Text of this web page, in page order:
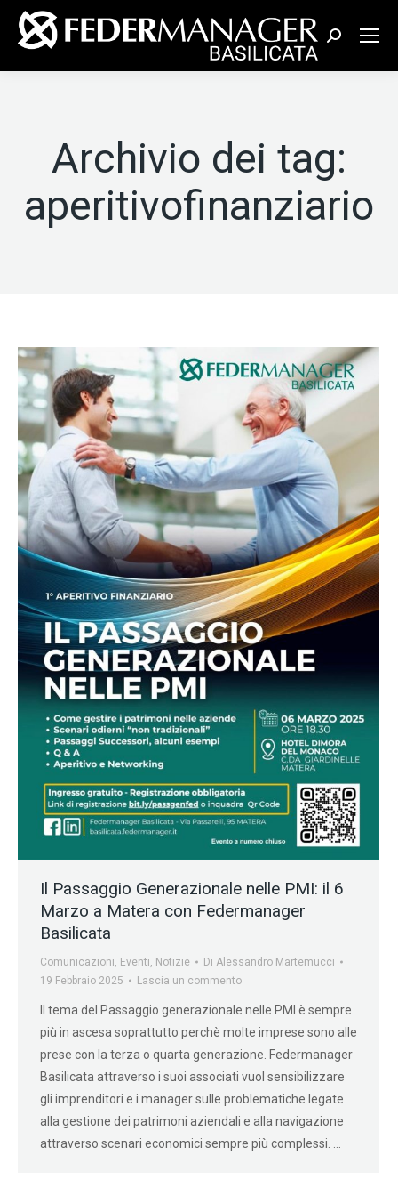
Cerca:
Archivio dei tag:
aperitivofinanziario
Il Passaggio Generazionale nelle PMI: il 6
Marzo a Matera con Federmanager
Basilicata
Comunicazioni Eventi Notizie Di Alessandro Martemucci
19 Febbraio 2025
Lascia un commento
Il tema del Passaggio generazionale nelle PMI è sempre
più in ascesa soprattutto perchè molte imprese sono alle
prese con la terza o quarta generazione. Federmanager
Basilicata attraverso i suoi associati vuol sensibilizzare
gli imprenditori e i manager sulle problematiche legate
alla gestione dei patrimoni aziendali e alla navigazione
attraverso scenari economici sempre più complessi. …